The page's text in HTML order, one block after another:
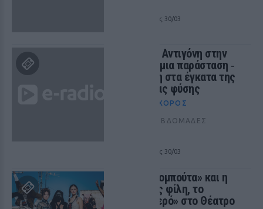
από 15/02 έως 30/03
«Από την Αντιγόνη στην
Μήδεια» μια παράσταση ‑
κατάδυση στα έγκατα της
γυναικείας φύσης
ΘΈΑΤΡΟ+ΧΟΡΌΣ
ΠΡΙΝ 441 ΕΒΔΟΜΆΔΕΣ
από 16/02 έως 30/03
Η «Σταχτομπούτα» και η
πιστή της φίλη, το
«Βλαχαδερό» στο Θέατρο